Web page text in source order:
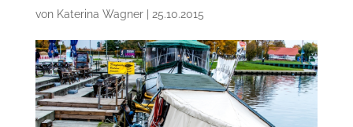
von Katerina Wagner| 25.10.2015